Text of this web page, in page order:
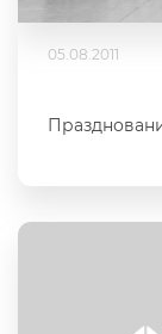
05.08.2011